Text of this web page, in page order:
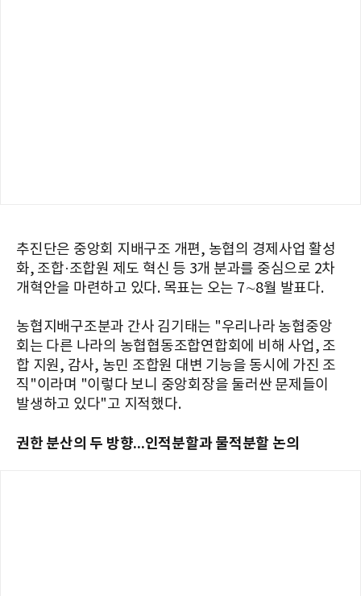
추진단은 중앙회 지배구조 개편, 농협의 경제사업 활성
화, 조합·조합원 제도 혁신 등 3개 분과를 중심으로 2차
개혁안을 마련하고 있다. 목표는 오는 7∼8월 발표다.
농협지배구조분과 간사 김기태는 "우리나라 농협중앙
회는 다른 나라의 농협협동조합연합회에 비해 사업, 조
합 지원, 감사, 농민 조합원 대변 기능을 동시에 가진 조
직"이라며 "이렇다 보니 중앙회장을 둘러싼 문제들이
발생하고 있다"고 지적했다.
권한 분산의 두 방향...인적분할과 물적분할 논의